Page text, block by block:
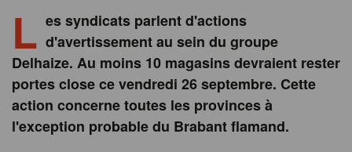
L es syndicats parlent d'actions
d'avertissement au sein du groupe
Delhaize. Au moins 10 magasins devraient rester
portes close ce vendredi 26 septembre. Cette
action concerne toutes les provinces à
l'exception probable du Brabant flamand.